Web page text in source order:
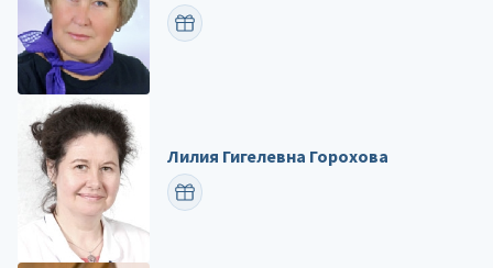
ПОЗДРАВИТЬ
Лилия Гигелевна Горохова
ПОЗДРАВИТЬ